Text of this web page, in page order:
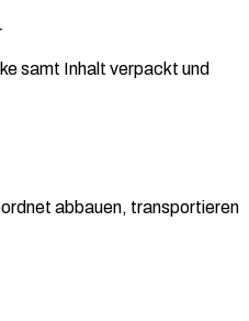
samt Inhalt verpackt und
abbauen, transportieren